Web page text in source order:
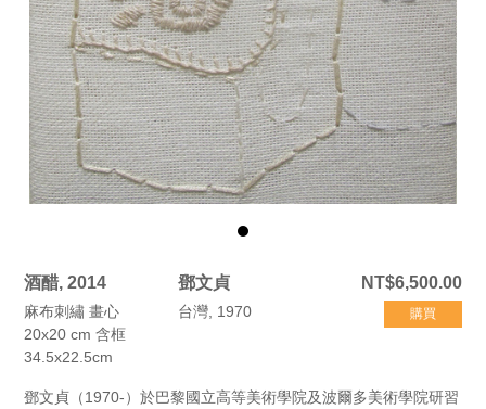
酒醋, 2014
麻布刺繡 畫心
20x20 cm 含框
34.5x22.5cm
鄧文貞
台灣, 1970
NT$6,500.00
購買
鄧文貞（1970-）於巴黎國立高等美術學院及波爾多美術學院研習